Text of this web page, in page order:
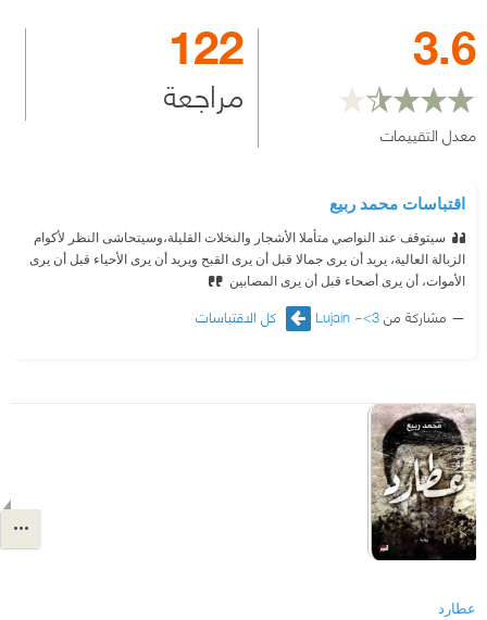
3.6
معدل التقييمات
122
مراجعة
اقتباسات محمد ربيع
سيتوقف عند النواصي متأملا الأشجار والنخلات القليلة،وسيتحاشى النظر لأكوام
الزبالة العالية، يريد أن يرى جمالا قبل أن يرى القبح ويريد أن يرى الأحياء قبل أن يرى
الأموات، أن يرى أصحاء قبل أن يرى المصابين
مشاركة منLujain ~<3 كل الاقتباسات
عطارد